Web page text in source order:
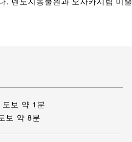
보 약 1분
보 약 8분